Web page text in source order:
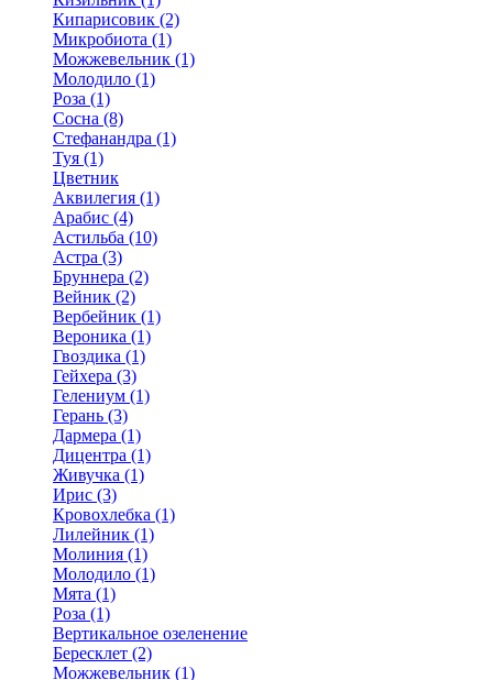
Кипарисовик (2)
Микробиота (1)
Можжевельник (1)
Молодило (1)
Роза (1)
Сосна (8)
Стефанандра (1)
Туя (1)
Цветник
Аквилегия (1)
Арабис (4)
Астильба (10)
Астра (3)
Бруннера (2)
Вейник (2)
Вербейник (1)
Вероника (1)
Гвоздика (1)
Гейхера (3)
Гелениум (1)
Герань (3)
Дармера (1)
Дицентра (1)
Живучка (1)
Ирис (3)
Кровохлебка (1)
Лилейник (1)
Молиния (1)
Молодило (1)
Мята (1)
Роза (1)
Вертикальное озеленение
Бересклет (2)
Можжевельник (1)